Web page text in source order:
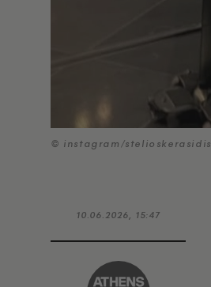
© instagram/stelioskerasidis
10.06.2026, 15:47